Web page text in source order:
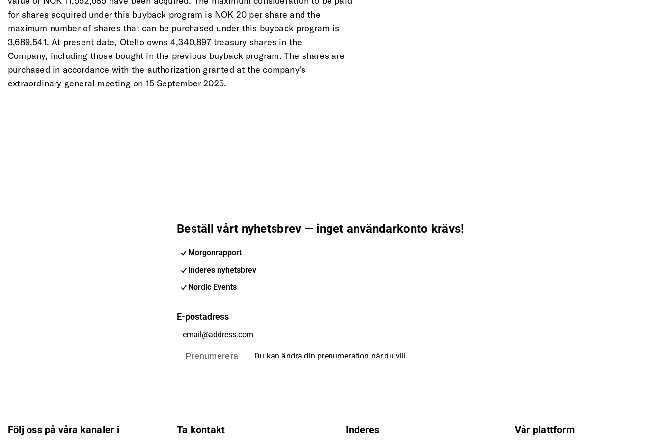
for shares acquired under this buyback program is NOK 20 per share and the
maximum number of shares that can be purchased under this buyback program is
3,689,541. At present date, Otello owns 4,340,897 treasury shares in the
Company, including those bought in the previous buyback program. The shares are
purchased in accordance with the authorization granted at the company's
extraordinary general meeting on 15 September 2025.
Beställ vårt nyhetsbrev — inget användarkonto krävs!
Morgonrapport
Inderes nyhetsbrev
Nordic Events
E-postadress
Prenumerera Du kan ändra din prenumeration när du vill
Följ oss på våra kanaler i
Ta kontakt Inderes Vår plattform